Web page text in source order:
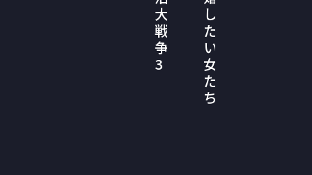
大
戦
争
3
し
た
い
女
た
ち